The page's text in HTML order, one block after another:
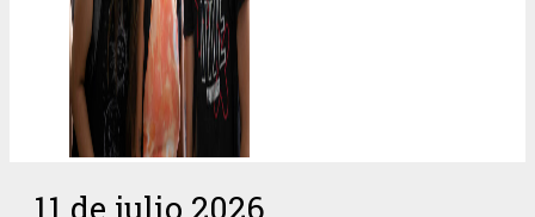
11 de julio 2026